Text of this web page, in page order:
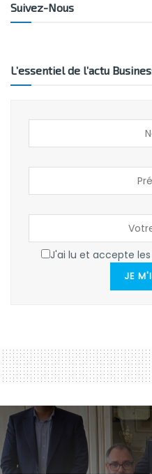
Suivez-Nous
L’essentiel de l’actu
J'ai lu et accepte
JE